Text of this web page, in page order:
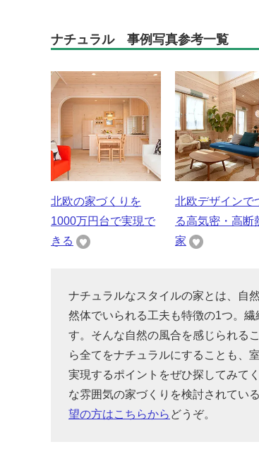
ナチュラル 事例写真参考一覧
北欧の家づくりを
1000万円台で実現で
きる
北欧デザインで
る高気密・高断
家
ナチュラルなスタイルの家とは、自
然体でいられる工夫も特徴の1つ。
す。そんな自然の風合を感じられる
ら全てをナチュラルにすることも、
実現するポイントをぜひ探してみて
な雰囲気の家づくりを検討されてい
望の方はこちらから どうぞ。